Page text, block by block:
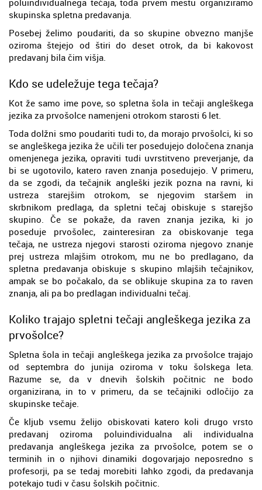
poluindividualnega tečaja, toda prvem mestu organiziramo
skupinska spletna predavanja.
Posebej želimo poudariti, da so skupine obvezno manjše
oziroma štejejo od štiri do deset otrok, da bi kakovost
predavanj bila čim višja.
Kdo se udeležuje tega tečaja?
Kot že samo ime pove, so spletna šola in tečaji angleškega
jezika za prvošolce namenjeni otrokom starosti 6 let.
Toda dolžni smo poudariti tudi to, da morajo prvošolci, ki so
se angleškega jezika že učili ter posedujejo določena znanja
omenjenega jezika, opraviti tudi uvrstitveno preverjanje, da
bi se ugotovilo, katero raven znanja posedujejo. V primeru,
da se zgodi, da tečajnik angleški jezik pozna na ravni, ki
ustreza starejšim otrokom, se njegovim staršem in
skrbnikom predlaga, da spletni tečaj obiskuje s starejšo
skupino. Če se pokaže, da raven znanja jezika, ki jo
poseduje prvošolec, zainteresiran za obiskovanje tega
tečaja, ne ustreza njegovi starosti oziroma njegovo znanje
prej ustreza mlajšim otrokom, mu ne bo predlagano, da
spletna predavanja obiskuje s skupino mlajših tečajnikov,
ampak se bo počakalo, da se oblikuje skupina za to raven
znanja, ali pa bo predlagan individualni tečaj.
Koliko trajajo spletni tečaji angleškega jezika za
prvošolce?
Spletna šola in tečaji angleškega jezika za prvošolce trajajo
od septembra do junija oziroma v toku šolskega leta.
Razume se, da v dnevih šolskih počitnic ne bodo
organizirana, in to v primeru, da se tečajniki odločijo za
skupinske tečaje.
Če kljub vsemu želijo obiskovati katero koli drugo vrsto
predavanj oziroma poluindividualna ali individualna
predavanja angleškega jezika za prvošolce, potem se o
terminih in o njihovi dinamiki dogovarjajo neposredno s
profesorji, pa se tedaj morebiti lahko zgodi, da predavanja
potekajo tudi v času šolskih počitnic.